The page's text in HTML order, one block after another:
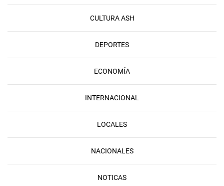
CULTURA ASH
DEPORTES
ECONOMÍA
INTERNACIONAL
LOCALES
NACIONALES
NOTICAS